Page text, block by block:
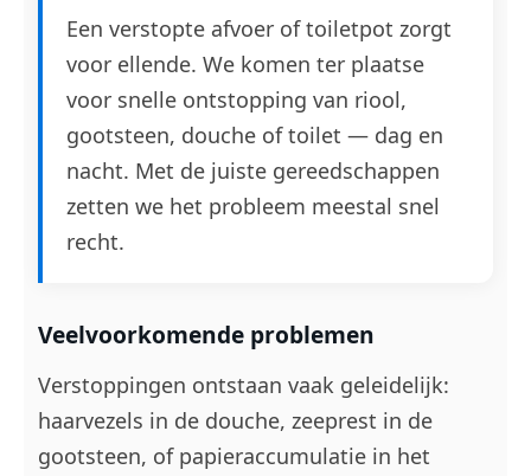
Een verstopte afvoer of toiletpot zorgt
voor ellende. We komen ter plaatse
voor snelle ontstopping van riool,
gootsteen, douche of toilet — dag en
nacht. Met de juiste gereedschappen
zetten we het probleem meestal snel
recht.
Veelvoorkomende problemen
Verstoppingen ontstaan vaak geleidelijk:
haarvezels in de douche, zeeprest in de
gootsteen, of papieraccumulatie in het